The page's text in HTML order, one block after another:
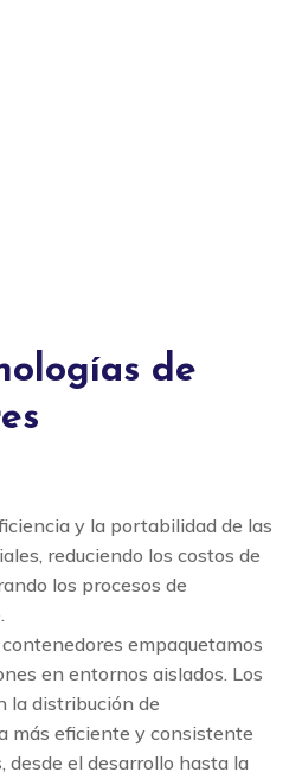
de
y la portabilidad de las
reduciendo los costos de
los procesos de
empaquetamos
en entornos aislados. Los
la distribución de
más eficiente y consistente
el desarrollo hasta la